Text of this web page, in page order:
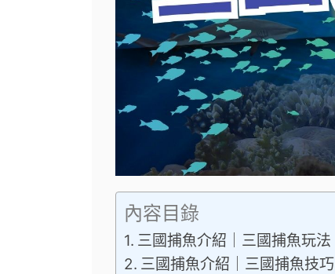
內容目錄
三國捕魚介紹｜三國捕魚玩法
三國捕魚介紹｜三國捕魚技巧